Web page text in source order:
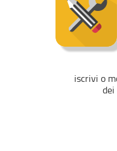
iscrivi o